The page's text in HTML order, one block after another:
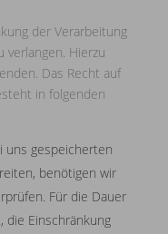
der Verarbeitung
verlangen. Hierzu
Das Recht auf
in folgenden
uns gespeicherten
benötigen wir
Für die Dauer
die Einschränkung